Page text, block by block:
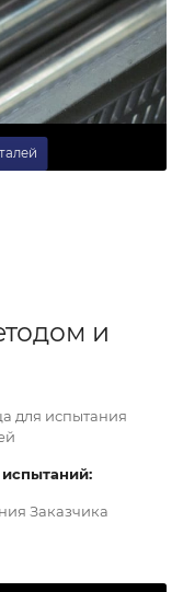
и
для испытания
Заказчика